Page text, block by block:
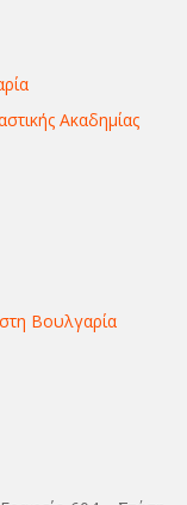
Ακαδημίας
Βουλγαρία